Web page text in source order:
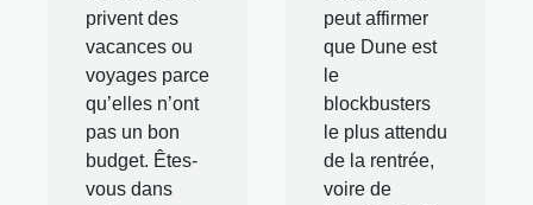
privent des
vacances ou
voyages parce
qu’elles n’ont
pas un bon
budget. Êtes-
vous dans
peut affirmer
que Dune est
le
blockbusters
le plus attendu
de la rentrée,
voire de